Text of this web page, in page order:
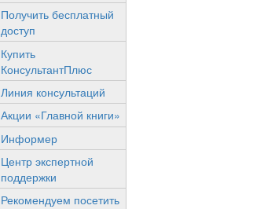
Получить бесплатный
доступ
Купить
КонсультантПлюс
Линия консультаций
Акции «Главной книги»
Информер
Центр экспертной
поддержки
Рекомендуем посетить